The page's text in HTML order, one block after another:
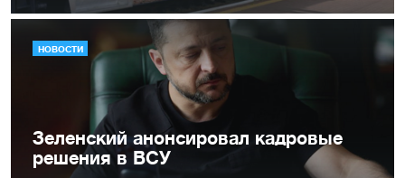
НОВОСТИ
Зеленский анонсировал кадровые
решения в ВСУ